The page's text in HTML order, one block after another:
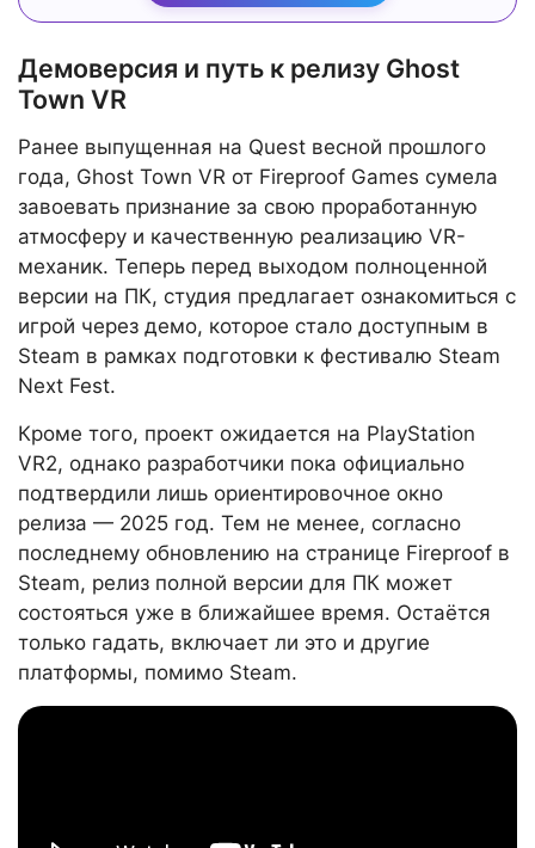
Демоверсия и путь к релизу Ghost
Town VR
Ранее выпущенная на Quest весной прошлого
года, Ghost Town VR от Fireproof Games сумела
завоевать признание за свою проработанную
атмосферу и качественную реализацию VR-
механик. Теперь перед выходом полноценной
версии на ПК, студия предлагает ознакомиться с
игрой через демо, которое стало доступным в
Steam в рамках подготовки к фестивалю Steam
Next Fest.
Кроме того, проект ожидается на PlayStation
VR2, однако разработчики пока официально
подтвердили лишь ориентировочное окно
релиза — 2025 год. Тем не менее, согласно
последнему обновлению на странице Fireproof в
Steam, релиз полной версии для ПК может
состояться уже в ближайшее время. Остаётся
только гадать, включает ли это и другие
платформы, помимо Steam.